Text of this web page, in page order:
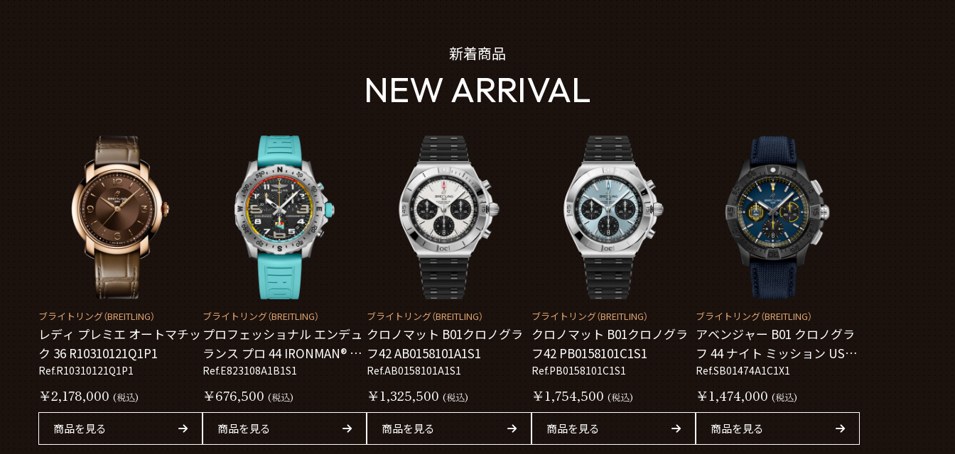
新着商品
NEW ARRIVAL
ブライトリング（BREITLING）
レディ プレミエ オートマチッ
ク 36 R10310121Q1P1
Ref.R10310121Q1P1
￥2,178,000 (税込)
商品を見る
ブライトリング（BREITLING）
プロフェッショナル エンデュ
ランス プロ 44 IRONMAN® ワ
ールドチャンピオンシップ
2026 E823108A1B1S1
Ref.E823108A1B1S1
￥676,500 (税込)
商品を見る
ブライトリング（BREITLING）
クロノマット B01クロノグラ
フ42 AB0158101A1S1
Ref.AB0158101A1S1
￥1,325,500 (税込)
商品を見る
ブライトリング（BREITLING）
クロノマット B01クロノグラ
フ42 PB0158101C1S1
Ref.PB0158101C1S1
￥1,754,500 (税込)
商品を見る
ブライトリング（BREITLING）
アベンジャー B01 クロノグラ
フ 44 ナイト ミッション US ネ
イビー アカデミー
SB01474A1C1X1
Ref.SB01474A1C1X1
￥1,474,000 (税込)
商品を見る